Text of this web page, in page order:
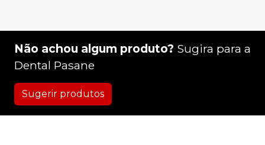
Não achou algum produto? Sugira para a
Dental Pasane
Sugerir produtos